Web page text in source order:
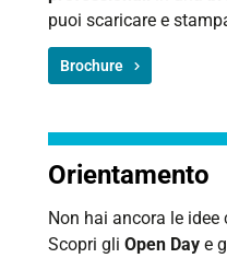
puoi scaricare e
Brochure
Orientamento
Non hai ancora le idee
Scopri gli Open Day e